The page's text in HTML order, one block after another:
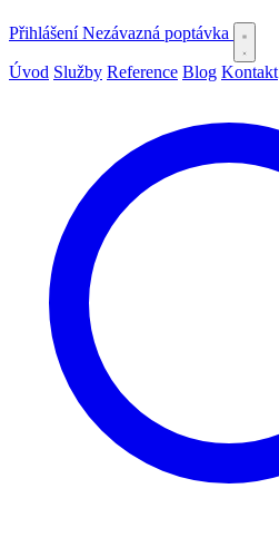
PřihlášeníNezávazná poptávka
Úvod Služby Reference Blog Kontakt